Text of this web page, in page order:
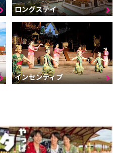
ロングステイ
インセンティブ